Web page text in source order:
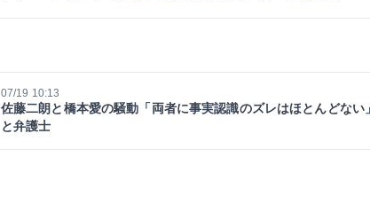
07/19 10:13
佐藤二朗と橋本愛の騒動「両者に事実認識のズレはほとんどない」
と弁護士